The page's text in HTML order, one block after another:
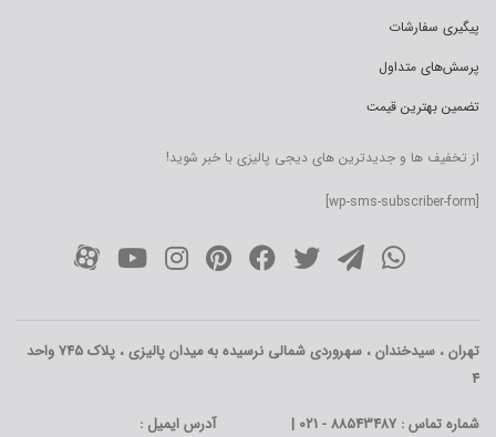
پیگیری سفارشات
پرسش‌های متداول
تضمین بهترین قیمت
از تخفیف ها و جدیدترین های دیجی پالیزی با خبر شوید!
[wp-sms-subscriber-form]
تهران ، سیدخندان ، سهروردی شمالی نرسیده به میدان پالیزی ، پلاک 745 واحد
4
شماره تماس : 88543487 - 021 |
آدرس ایمیل :